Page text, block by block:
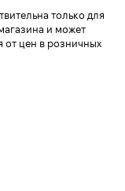
только для
и может
от цен в розничных